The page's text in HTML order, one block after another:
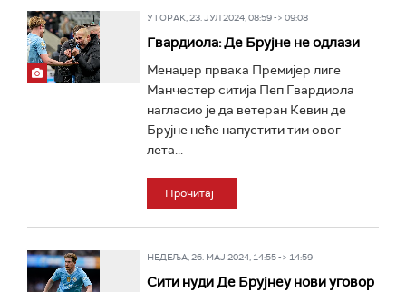
УТОРАК, 23. ЈУЛ 2024, 08:59 -> 09:08
Гвардиола: Де Брујне не одлази
Менаџер првака Премијер лиге
Манчестер ситија Пеп Гвардиола
нагласио је да ветеран Кевин де
Брујне неће напустити тим овог
лета...
Прочитај
НЕДЕЉА, 26. МАЈ 2024, 14:55 -> 14:59
Сити нуди Де Брујнеу нови уговор